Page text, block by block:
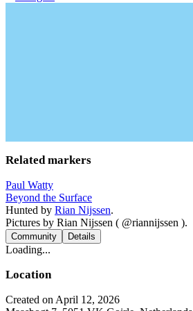
Related markers
Paul Watty
Beyond the Surface
Hunted by Rian Nijssen.
Pictures by Rian Nijssen ( @riannijssen ).
Community Details
Loading...
Location
Created on April 12, 2026